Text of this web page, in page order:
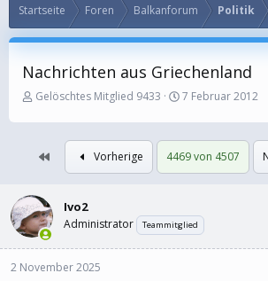
Startseite Foren Balkanforum Politik
Nachrichten aus Griechenland
E
s
e
e
r
Gelöschtes Mitglied 9433
E
s
t
e
l
a
m
7 Februar 2012
Vorherige 4469 von 4507
Ivo2
Administrator Teammitglied
2 November 2025